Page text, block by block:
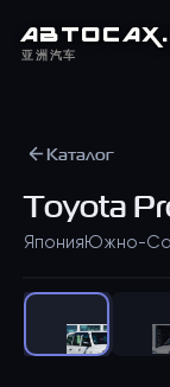
АВТОСАХ
亚洲汽车
Каталог
Toyota
Япония Южно-